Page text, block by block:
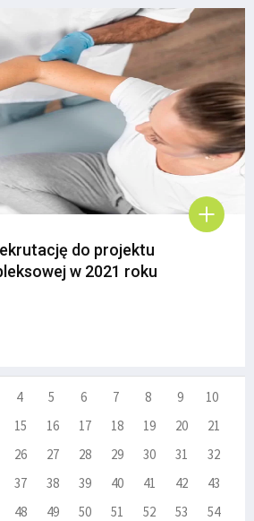
do projektu
w 2021 roku
4 5 6 7 8 9
10
15 16 17 18 19 20
21
26 27 28 29 30 31
32
37 38 39 40 41 42
43
48 49 50 51 52 53
54